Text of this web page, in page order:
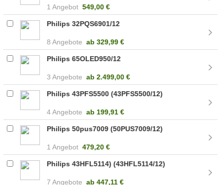
1 Angebot 549,00 €
Philips 32PQS6901/12
8 Angebote ab 329,99 €
Philips 65OLED950/12
3 Angebote ab 2.499,00 €
Philips 43PFS5500 (43PFS5500/12)
4 Angebote ab 199,91 €
Philips 50pus7009 (50PUS7009/12)
1 Angebot 479,20 €
Philips 43HFL5114) (43HFL5114/12)
7 Angebote ab447,11 €